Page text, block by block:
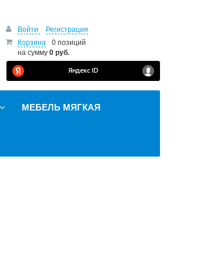
Войти
Регистрация
Корзина
0 позиций
на сумму0 руб.
МЕБЕЛЬ МЯГКАЯ